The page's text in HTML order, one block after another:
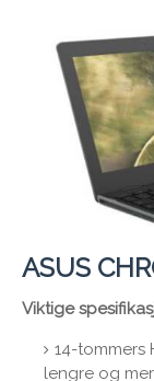
ASUS
Viktige
14-tommers
lengre og